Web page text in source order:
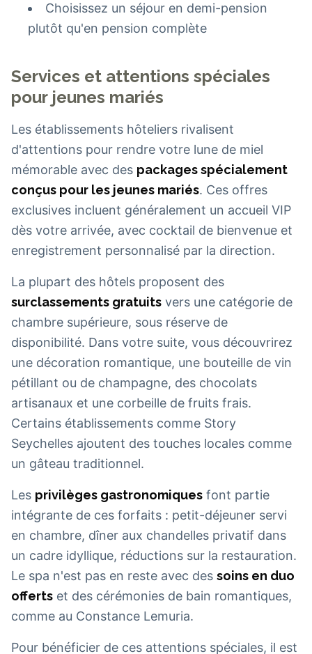
Choisissez un séjour en demi-pension
plutôt qu'en pension complète
Services et attentions spéciales
pour jeunes mariés
Les établissements hôteliers rivalisent
d'attentions pour rendre votre lune de miel
mémorable avec des packages spécialement
conçus pour les jeunes mariés. Ces offres
exclusives incluent généralement un accueil VIP
dès votre arrivée, avec cocktail de bienvenue et
enregistrement personnalisé par la direction.
La plupart des hôtels proposent des
surclassements gratuits vers une catégorie de
chambre supérieure, sous réserve de
disponibilité. Dans votre suite, vous découvrirez
une décoration romantique, une bouteille de vin
pétillant ou de champagne, des chocolats
artisanaux et une corbeille de fruits frais.
Certains établissements comme Story
Seychelles ajoutent des touches locales comme
un gâteau traditionnel.
Les privilèges gastronomiques font partie
intégrante de ces forfaits : petit-déjeuner servi
en chambre, dîner aux chandelles privatif dans
un cadre idyllique, réductions sur la restauration.
Le spa n'est pas en reste avec des soins en duo
offerts et des cérémonies de bain romantiques,
comme au Constance Lemuria.
Pour bénéficier de ces attentions spéciales, il est